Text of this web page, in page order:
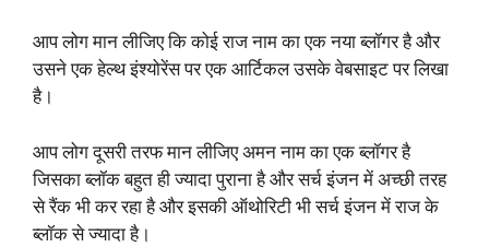
आप लोग मान लीजिए कि कोई राज नाम का एक नया ब्लॉगर है और
उसने एक हेल्थ इंश्योरेंस पर एक आर्टिकल उसके वेबसाइट पर लिखा
है।
आप लोग दूसरी तरफ मान लीजिए अमन नाम का एक ब्लॉगर है
जिसका ब्लॉक बहुत ही ज्यादा पुराना है और सर्च इंजन में अच्छी तरह
से रैंक भी कर रहा है और इसकी ऑथोरिटी भी सर्च इंजन में राज के
ब्लॉक से ज्यादा है।